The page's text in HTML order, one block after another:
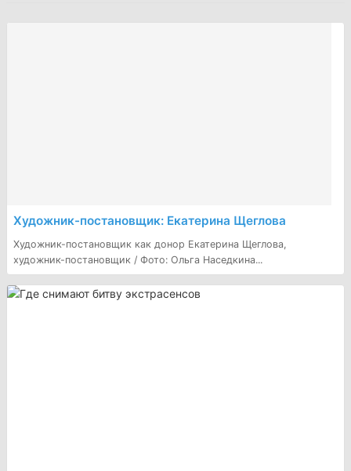
Художник-постановщик: Екатерина Щеглова
Художник-постановщик как донор Екатерина Щеглова,
художник-постановщик / Фото: Ольга Наседкина...